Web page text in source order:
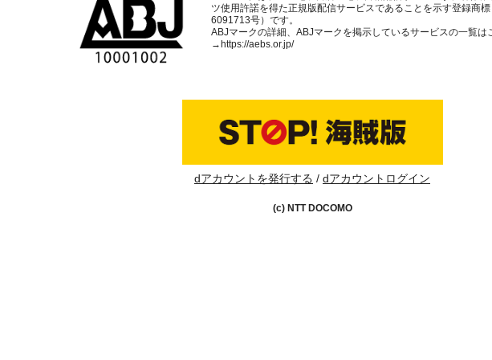
ツ使用許諾を得た正規版配信サービスであることを示す登録商
6091713号）です。
ABJマークの詳細、ABJマークを掲示しているサービスの一覧は
→ https://aebs.or.jp/
dアカウントを発行する dアカウントログイン
(c) NTT DOCOMO